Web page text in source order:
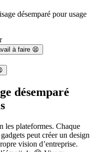
désemparé pour usage
à faire 😫
désemparé
les plateformes. Chaque
peut créer un design
vision d’entreprise.